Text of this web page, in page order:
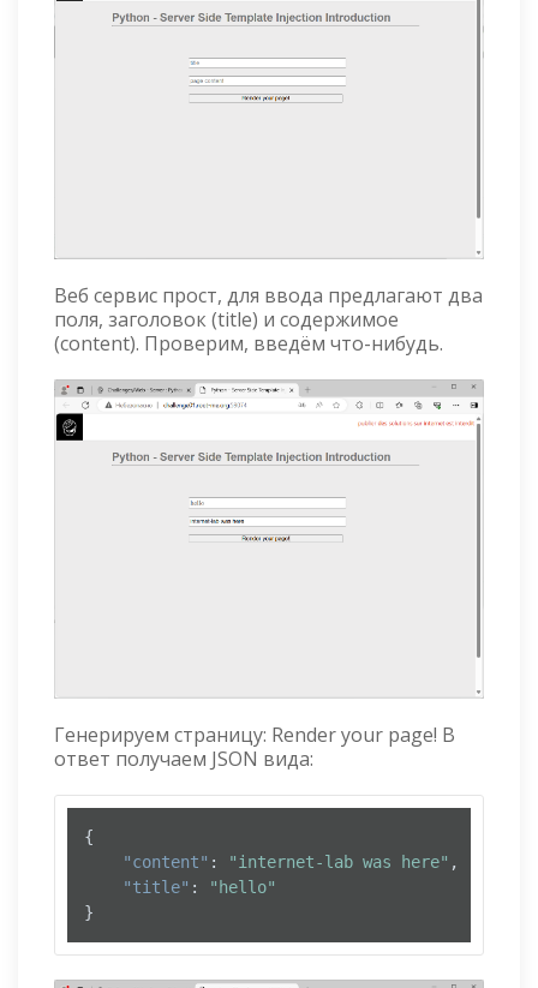
Веб сервис прост, для ввода предлагают два
поля, заголовок (title) и содержимое
(content). Проверим, введём что-нибудь.
Генерируем страницу: Render your page! В
ответ получаем JSON вида:
{
"content" : "internet-lab was here" ,
"title" :
"hello"
}